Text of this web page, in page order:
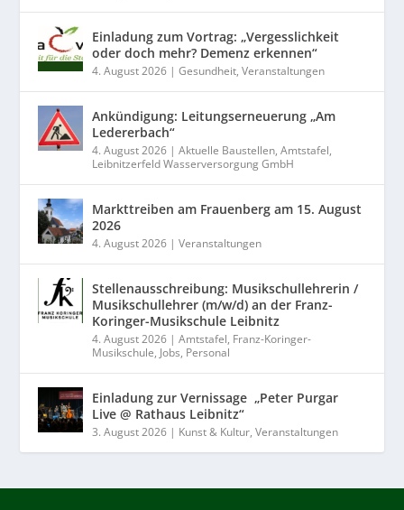
Einladung zum Vortrag: „Vergesslichkeit
oder doch mehr? Demenz erkennen“
4. August 2026 |Gesundheit,Veranstaltungen
Ankündigung: Leitungserneuerung „Am
Ledererbach“
4. August 2026 |Aktuelle Baustellen,Amtstafel,
Leibnitzerfeld Wasserversorgung GmbH
Markttreiben am Frauenberg am 15. August
2026
4. August 2026 |Veranstaltungen
Stellenausschreibung: Musikschullehrerin /
Musikschullehrer (m/w/d) an der Franz-
Koringer-Musikschule Leibnitz
4. August 2026 |Amtstafel, Franz-Koringer-
Musikschule, Jobs, Personal
Einladung zur Vernissage „Peter Purgar
Live @ Rathaus Leibnitz“
3. August 2026 | Kunst & Kultur,Veranstaltungen